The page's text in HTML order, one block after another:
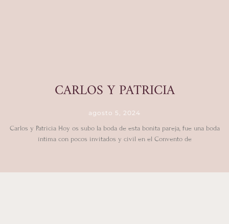
CARLOS Y PATRICIA
agosto 5, 2024
Carlos y Patricia Hoy os subo la boda de esta bonita pareja, fue una boda
íntima con pocos invitados y civil en el Convento de